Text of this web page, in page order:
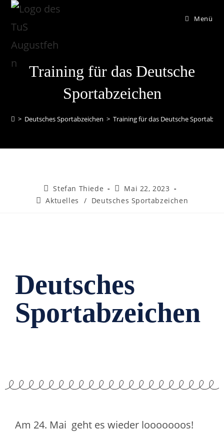
Menü
Training für das Deutsche
Sportabzeichen
> Deutsches Sportabzeichen > Training für das Deutsche
Stefan Thiede
Mai 22, 2023
Aktuelles
/ Deutsches Sportabzeichen
Deutsches
Sportabzeichen
Am 24. Mai geht es wieder looooooos!